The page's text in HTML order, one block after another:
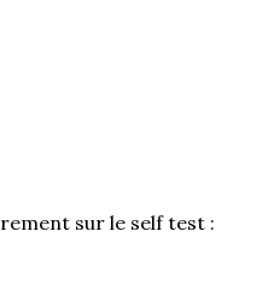
sur le self test :